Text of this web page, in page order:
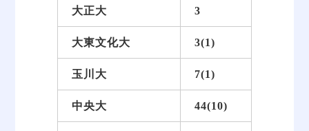
大正大 3
大東文化大 3(1)
玉川大 7(1)
中央大 44(10)